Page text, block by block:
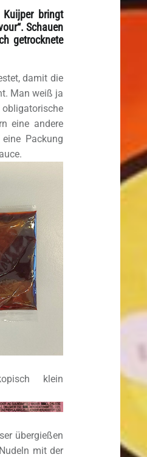
Kuijper bringt
Schauen
getrocknete
damit die
Man weiß ja
eine andere
Packung
klein
übergießen
mit der